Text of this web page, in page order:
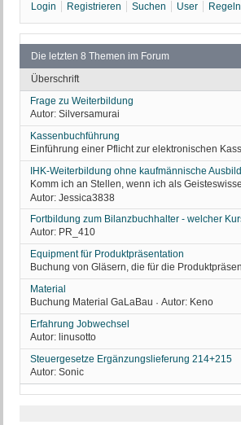
Login Registrieren Suchen User Regeln
Die letzten 8 Themen im Forum
Überschrift
Frage zu Weiterbildung
Autor:Silversamurai
Kassenbuchführung
Einführung einer Pflicht zur elektronischen
IHK-Weiterbildung ohne kaufmännische
Komm ich an Stellen, wenn ich als
Autor:Jessica3838
Fortbildung zum Bilanzbuchhalter - welcher
Autor:PR_410
Equipment für Produktpräsentation
Buchung von Gläsern, die für die
Material
Buchung Material GaLaBau · Autor:Keno
Erfahrung Jobwechsel
Autor:linusotto
Steuergesetze Ergänzungslieferung 214+215
Autor:Sonic